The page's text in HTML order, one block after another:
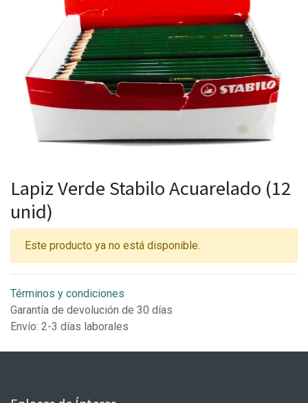
Lapiz Verde Stabilo Acuarelado (12
unid)
Este producto ya no está disponible.
Términos y condiciones
Garantía de devolución de 30 días
Envío: 2-3 días laborales